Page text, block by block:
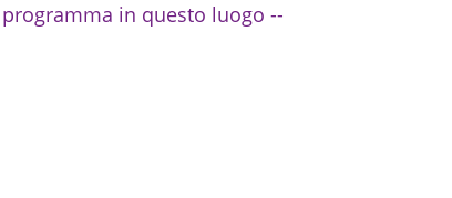
in questo luogo --